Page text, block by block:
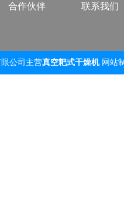
合作伙伴 联系我们
公司主营真空耙式干燥机 网站